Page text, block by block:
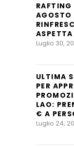
RAFTING
AGOSTO
Luglio 30,
ULTIMA
PER
LAO:
€ A
Luglio 24,